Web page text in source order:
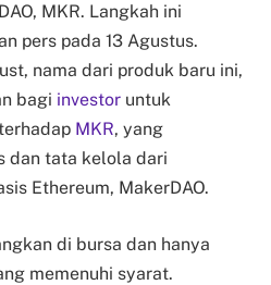
MKR. Langkah ini
pers pada 13 Agustus.
nama dari produk baru ini,
bagi investor untuk
MKR, yang
dan tata kelola dari
Ethereum, MakerDAO.
di bursa dan hanya
memenuhi syarat.